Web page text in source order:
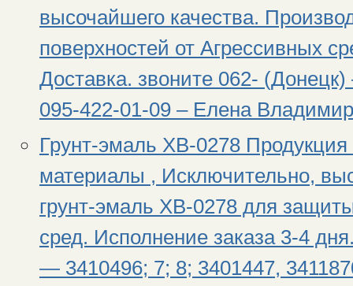
высочайшего качества.
поверхностей от Агрессивных
Доставка. звоните 062-
095-422-01-09 – Елена
Грунт-эмаль ХВ-0278
материалы , Исключительно,
грунт-эмаль ХВ-0278 для
сред. Исполнение заказа 3-4
— 3410496; 7; 8; 3401447,